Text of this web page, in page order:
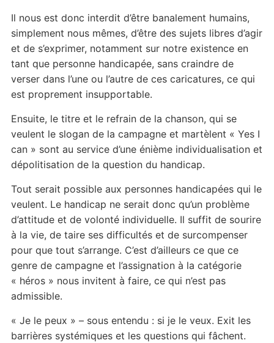
Il nous est donc interdit d’être banalement humains,
simplement nous mêmes, d’être des sujets libres d’agir
et de s’exprimer, notamment sur notre existence en
tant que personne handicapée, sans craindre de
verser dans l’une ou l’autre de ces caricatures, ce qui
est proprement insupportable.
Ensuite, le titre et le refrain de la chanson, qui se
veulent le slogan de la campagne et martèlent « Yes I
can » sont au service d’une énième individualisation et
dépolitisation de la question du handicap.
Tout serait possible aux personnes handicapées qui le
veulent. Le handicap ne serait donc qu’un problème
d’attitude et de volonté individuelle. Il suffit de sourire
à la vie, de taire ses difficultés et de surcompenser
pour que tout s’arrange. C’est d’ailleurs ce que ce
genre de campagne et l’assignation à la catégorie
« héros » nous invitent à faire, ce qui n’est pas
admissible.
« Je le peux » – sous entendu : si je le veux. Exit les
barrières systémiques et les questions qui fâchent.